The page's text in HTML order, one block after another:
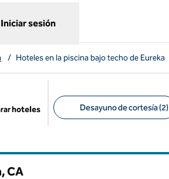
Iniciar sesión
/ Hoteles en la piscina bajo techo de Eureka
hoteles Desayuno de cortesía (2)
CA